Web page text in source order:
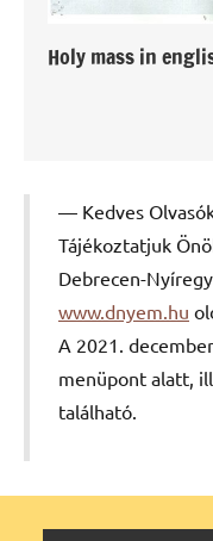
Holy mass in
Kedves
Tájékoztatjuk
Debrecen-
www.dnyem.hu
A 2021.
menüpont alatt,
található.